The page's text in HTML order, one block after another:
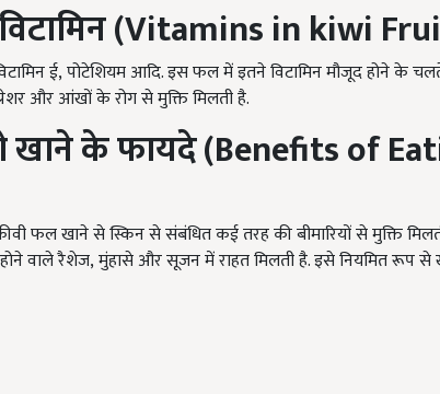
(Vitamins in kiwi
ई, पोटेशियम आदि. इस फल में इतने विटामिन मौजूद होने के
और आंखों के रोग से मुक्ति मिलती है.
खाने के फायदे(Benefits of
फल खाने से स्किन से संबंधित कई तरह की बीमारियों से मुक्ति
वाले रैशेज, मुंहासे और सूजन में राहत मिलती है. इसे नियमित रूप से